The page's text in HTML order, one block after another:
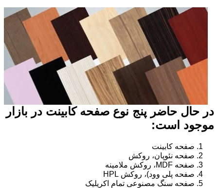
در حال حاضر پنج نوع صفحه کابینت در بازار
موجود است:
صفحه کابینت
صفحه نئوپان، روکش
صفحه MDF، روکش ملامینه
صفحه پلی وود)، روکش HPL
صفحه سنگ مصنوعی تمام اکریلیک